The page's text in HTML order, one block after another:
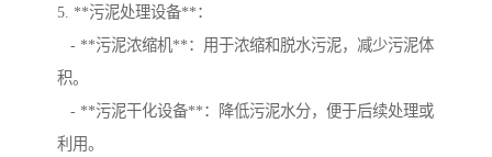
5. **污泥处理设备**：
- **污泥浓缩机**：用于浓缩和脱水污泥，减少污泥体
积。
- **污泥干化设备**：降低污泥水分，便于后续处理或
利用。